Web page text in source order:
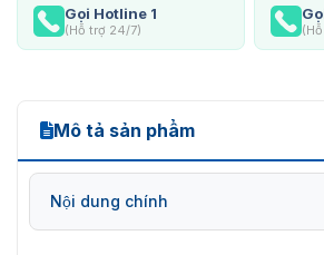
Gọi Hotline 1
(Hỗ trợ 24/7)
Mô tả sản phẩm
Nội dung chính